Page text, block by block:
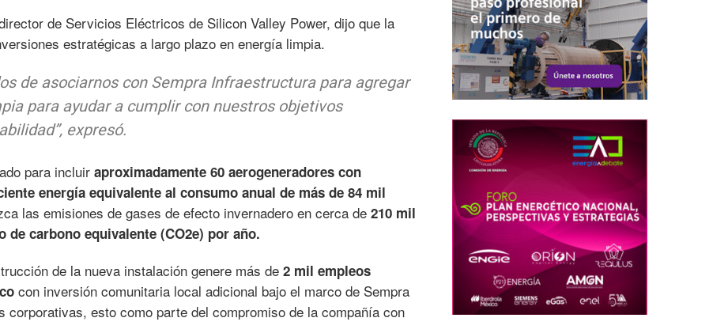
de Servicios Eléctricos de Silicon Valley Power, dijo que la
estratégicas a largo plazo en energía limpia.
de asociarnos con Sempra Infraestructura para agregar
para ayudar a cumplir con nuestros objetivos
expresó.
para incluir aproximadamente 60 aerogeneradores con
energía equivalente al consumo anual de más de 84 mil
las emisiones de gases de efecto invernadero en cerca de 210 mil
carbono equivalente (CO2e) por año.
de la nueva instalación genere más de 2 mil empleos
con inversión comunitaria local adicional bajo el marco de Sempra
corporativas, esto como parte del compromiso de la compañía con